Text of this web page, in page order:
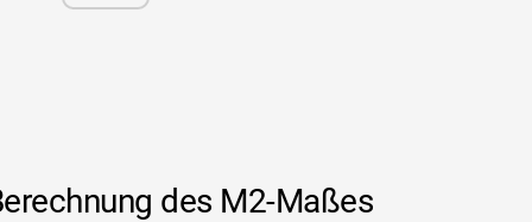
des M2-Maßes